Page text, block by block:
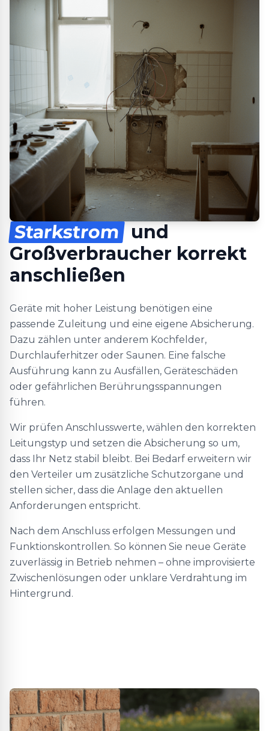
Starkstrom
und
Großverbraucher korrekt
anschließen
Geräte mit hoher Leistung benötigen eine
passende Zuleitung und eine eigene Absicherung.
Dazu zählen unter anderem Kochfelder,
Durchlauferhitzer oder Saunen. Eine falsche
Ausführung kann zu Ausfällen, Geräteschäden
oder gefährlichen Berührungsspannungen
führen.
Wir prüfen Anschlusswerte, wählen den korrekten
Leitungstyp und setzen die Absicherung so um,
dass Ihr Netz stabil bleibt. Bei Bedarf erweitern wir
den Verteiler um zusätzliche Schutzorgane und
stellen sicher, dass die Anlage den aktuellen
Anforderungen entspricht.
Nach dem Anschluss erfolgen Messungen und
Funktionskontrollen. So können Sie neue Geräte
zuverlässig in Betrieb nehmen – ohne improvisierte
Zwischenlösungen oder unklare Verdrahtung im
Hintergrund.